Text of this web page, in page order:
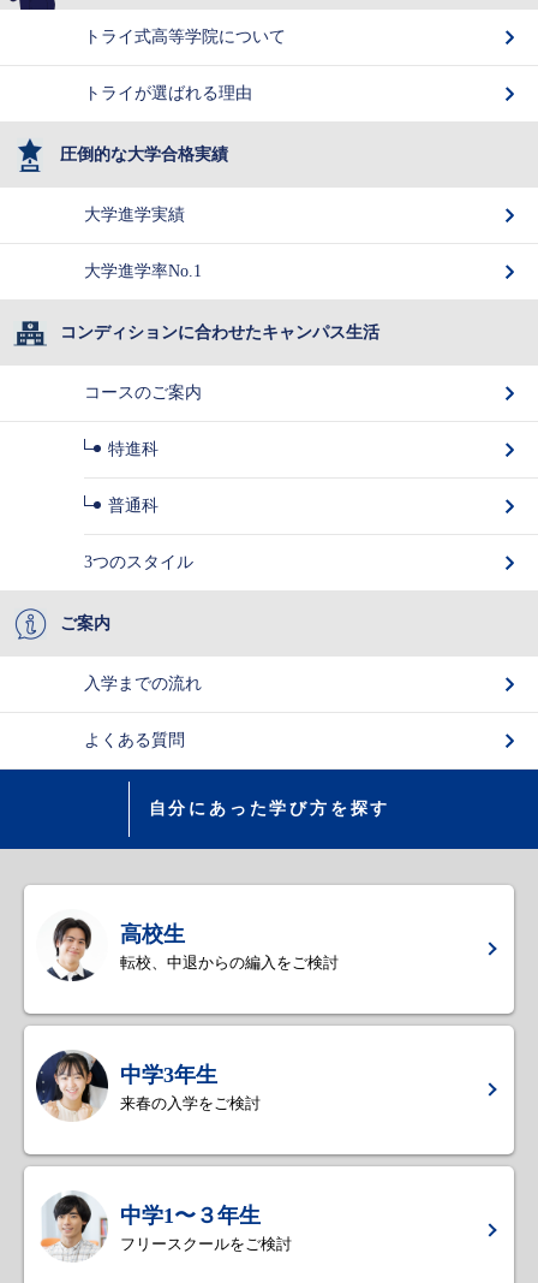
トライ式高等学院について
トライが選ばれる理由
圧倒的な大学合格実績
大学進学実績
大学進学率No.1
コンディションに合わせたキャンパス生活
コースのご案内
特進科
普通科
3つのスタイル
ご案内
入学までの流れ
よくある質問
自分にあった学び方を探す
高校生
転校、中退からの編入をご検討
中学3年生
来春の入学をご検討
中学1〜３年生
フリースクールをご検討